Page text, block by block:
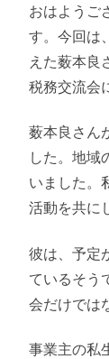
おはようご
す。今回は
えた薮本良
税務交流会
薮本良さん
した。地域
いました。
活動を共に
彼は、予定
ているそう
会だけでは
事業主の私